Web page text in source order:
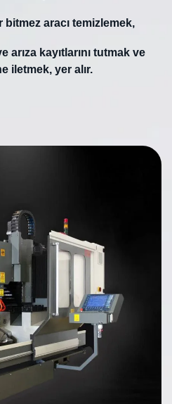
bitmez aracı temizlemek,
arıza kayıtlarını tutmak ve
iletmek, yer alır.